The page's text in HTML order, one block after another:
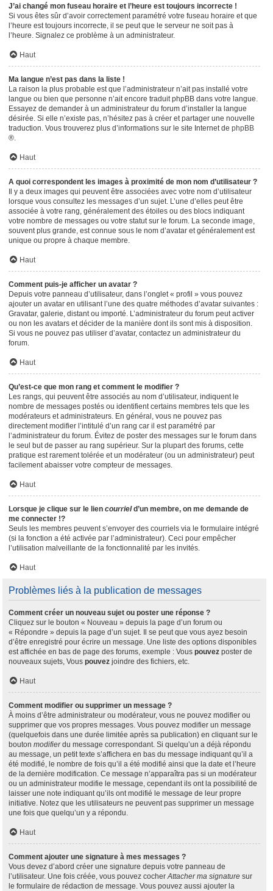
J’ai changé mon fuseau horaire et l’heure est toujours incorrecte !
Si vous êtes sûr d’avoir correctement paramétré votre fuseau horaire et que
l’heure est toujours incorrecte, il se peut que le serveur ne soit pas à
l’heure. Signalez ce problème à un administrateur.
Haut
Ma langue n’est pas dans la liste !
La raison la plus probable est que l’administrateur n’ait pas installé votre
langue ou bien que personne n’ait encore traduit phpBB dans votre langue.
Essayez de demander à un administrateur du forum d’installer la langue
désirée. Si elle n’existe pas, n’hésitez pas à créer et partager une nouvelle
traduction. Vous trouverez plus d’informations sur le site Internet de phpBB
®.
Haut
A quoi correspondent les images à proximité de mon nom d’utilisateur ?
Il y a deux images qui peuvent être associées avec votre nom d’utilisateur
lorsque vous consultez les messages d’un sujet. L’une d’elles peut être
associée à votre rang, généralement des étoiles ou des blocs indiquant
votre nombre de messages ou votre statut sur le forum. La seconde image,
souvent plus grande, est connue sous le nom d’avatar et généralement est
unique ou propre à chaque membre.
Haut
Comment puis-je afficher un avatar ?
Depuis votre panneau d’utilisateur, dans l’onglet « profil » vous pouvez
ajouter un avatar en utilisant l’une des quatre méthodes d’avatar suivantes :
Gravatar, galerie, distant ou importé. L’administrateur du forum peut activer
ou non les avatars et décider de la manière dont ils sont mis à disposition.
Si vous ne pouvez pas utiliser d’avatar, contactez un administrateur du
forum.
Haut
Qu’est-ce que mon rang et comment le modifier ?
Les rangs, qui peuvent être associés au nom d’utilisateur, indiquent le
nombre de messages postés ou identifient certains membres tels que les
modérateurs et administrateurs. En général, vous ne pouvez pas
directement modifier l’intitulé d’un rang car il est paramétré par
l’administrateur du forum. Évitez de poster des messages sur le forum dans
le seul but de passer au rang supérieur. Sur la plupart des forums, cette
pratique est rarement tolérée et un modérateur (ou un administrateur) peut
facilement abaisser votre compteur de messages.
Haut
Lorsque je clique sur le lien courrield’un membre, on me demande de
me connecter !?
Seuls les membres peuvent s’envoyer des courriels via le formulaire intégré
(si la fonction a été activée par l’administrateur). Ceci pour empêcher
l’utilisation malveillante de la fonctionnalité par les invités.
Haut
Problèmes liés à la publication de messages
Comment créer un nouveau sujet ou poster une réponse ?
Cliquez sur le bouton « Nouveau » depuis la page d’un forum ou
« Répondre » depuis la page d’un sujet. Il se peut que vous ayez besoin
d’être enregistré pour écrire un message. Une liste des options disponibles
est affichée en bas de page des forums, exemple : Vous pouvez poster de
nouveaux sujets, Vous pouvez joindre des fichiers, etc.
Haut
Comment modifier ou supprimer un message ?
À moins d’être administrateur ou modérateur, vous ne pouvez modifier ou
supprimer que vos propres messages. Vous pouvez modifier un message
(quelquefois dans une durée limitée après sa publication) en cliquant sur le
bouton modifierdu message correspondant. Si quelqu’un a déjà répondu
au message, un petit texte s’affichera en bas du message indiquant qu’il a
été modifié, le nombre de fois qu’il a été modifié ainsi que la date et l’heure
de la dernière modification. Ce message n’apparaîtra pas si un modérateur
ou un administrateur modifie le message, cependant ils ont la possibilité de
laisser une note indiquant qu’ils ont modifié le message de leur propre
initiative. Notez que les utilisateurs ne peuvent pas supprimer un message
une fois que quelqu’un y a répondu.
Haut
Comment ajouter une signature à mes messages ?
Vous devez d’abord créer une signature depuis votre panneau de
l’utilisateur. Une fois créée, vous pouvez cocherAttacher ma signature sur
le formulaire de rédaction de message. Vous pouvez aussi ajouter la